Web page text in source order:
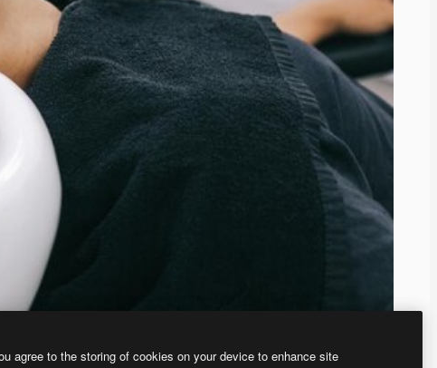
agree to the storing of cookies on your device to enhance site